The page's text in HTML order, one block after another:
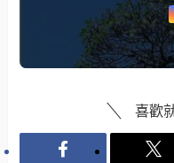
喜歡